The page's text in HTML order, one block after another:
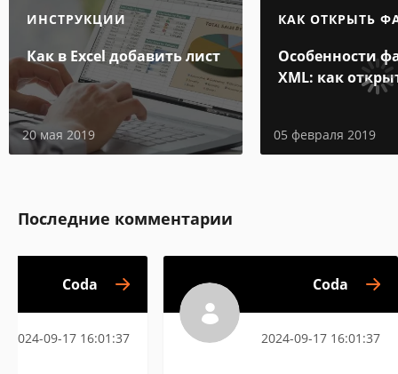
ИНСТРУКЦИИ
Как в Excel добавить лист
20 мая 2019
КАК ОТКРЫТЬ
Особенности
XML: как
и на
05 февраля 2019
Последние комментарии
Coda
2024-09-17 16:01:37
Coda
2024-09-17 16:01:37